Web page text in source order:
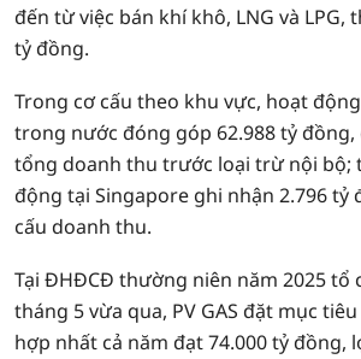
đến từ việc bán khí khô, LNG và LPG,
tỷ đồng.
Trong cơ cấu theo khu vực, hoạt
trong nước đóng góp 62.988 tỷ đồng,
tổng doanh thu trước loại trừ nội bộ;
động tại Singapore ghi nhận 2.796 tỷ
cấu doanh thu.
Tại ĐHĐCĐ thường niên năm 2025 tổ
tháng 5 vừa qua, PV GAS đặt mục
hợp nhất cả năm đạt 74.000 tỷ đồng,